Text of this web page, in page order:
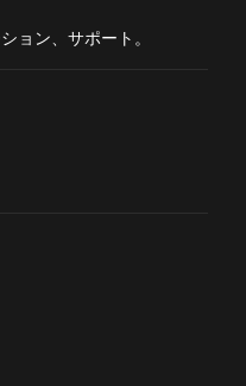
ョン、サポート。